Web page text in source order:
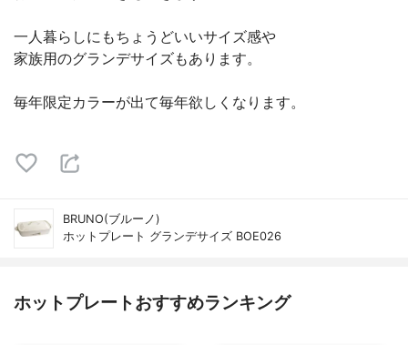
一人暮らしにもちょうどいいサイズ感や
家族用のグランデサイズもあります。
毎年限定カラーが出て毎年欲しくなります。
BRUNO(ブルーノ)
ホットプレート グランデサイズ BOE026
ホットプレートおすすめランキング